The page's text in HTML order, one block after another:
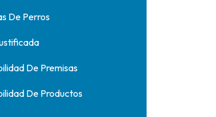
De Perros
De Premisas
De Productos